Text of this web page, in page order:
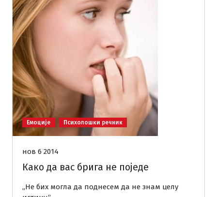
Емоције Психолошки речник
нов 6 2014
Како да вас брига не поједе
„Не бих могла да поднесем да не знам целу